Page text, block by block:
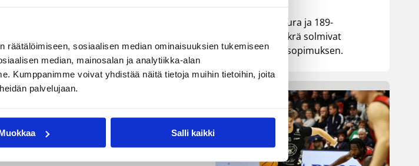
räätälöimiseen, sosiaalisen median ominaisuuksien tukemiseen
median, mainosalan ja analytiikka-alan
Kumppanimme voivat yhdistää näitä tietoja muihin tietoihin, joita
palvelujaan.
Salli kaikki
Loimaalaisseura ja 189-
senttinen Mykrä solmivat
yksivuotisen sopimuksen.